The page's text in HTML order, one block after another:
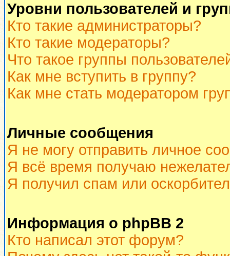
Уровни пользователей и
Кто такие администраторы?
Кто такие модераторы?
Что такое группы
Как мне вступить в группу?
Как мне стать модератором
Личные сообщения
Я не могу отправить личное
Я всё время получаю
Я получил спам или
Информация о phpBB 2
Кто написал этот форум?